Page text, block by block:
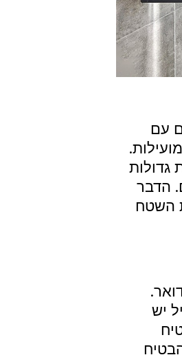
עם
גדולות
הדבר
השטח
יש